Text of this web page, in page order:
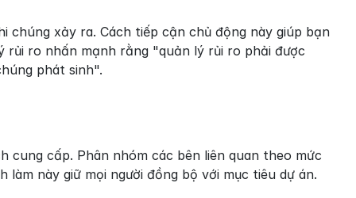
xảy ra. Cách tiếp cận chủ động này giúp bạn
rủi ro nhấn mạnh rằng "quản lý rủi ro phải được
phát sinh".
cấp. Phân nhóm các bên liên quan theo mức
này giữ mọi người đồng bộ với mục tiêu dự án.